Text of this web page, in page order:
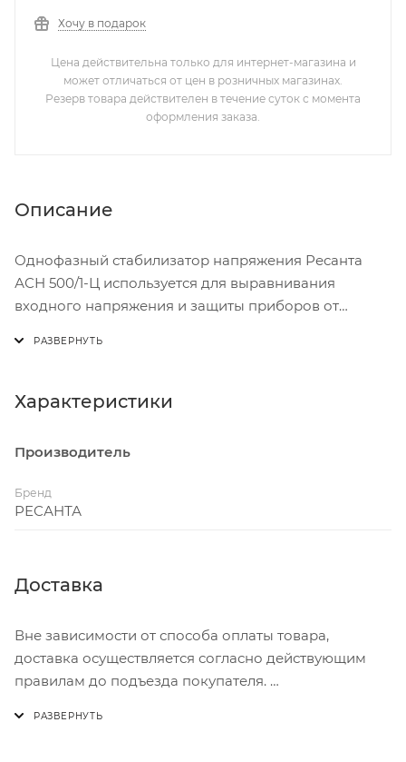
Хочу в подарок
Цена действительна только для интернет-магазина и
может отличаться от цен в розничных магазинах.
Резерв товара действителен в течение суток с момента
оформления заказа.
Описание
Однофазный стабилизатор напряжения Ресанта
АСН 500/1-Ц используется для выравнивания
входного напряжения и защиты приборов от
отключение нагрузки при превышении диапазона
Характеристики
Производитель
Бренд
РЕСАНТА
Доставка
Вне зависимости от способа оплаты товара,
доставка осуществляется согласно действующим
правилам до подъезда покупателя.